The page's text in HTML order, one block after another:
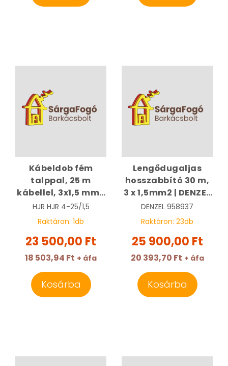
Kábeldob fém
talppal, 25 m
kábellel, 3x1,5 mm2
| HJR 4-25/1,5
HJR HJR 4-25/1,5
Raktáron: 1db
23 500,00 Ft
18 503,94 Ft + áfa
Kosárba
Lengődugaljas
hosszabbító 30 m,
3 x 1,5mm2 | DENZEL
958937
DENZEL 958937
Raktáron: 23db
25 900,00 Ft
20 393,70 Ft + áfa
Kosárba